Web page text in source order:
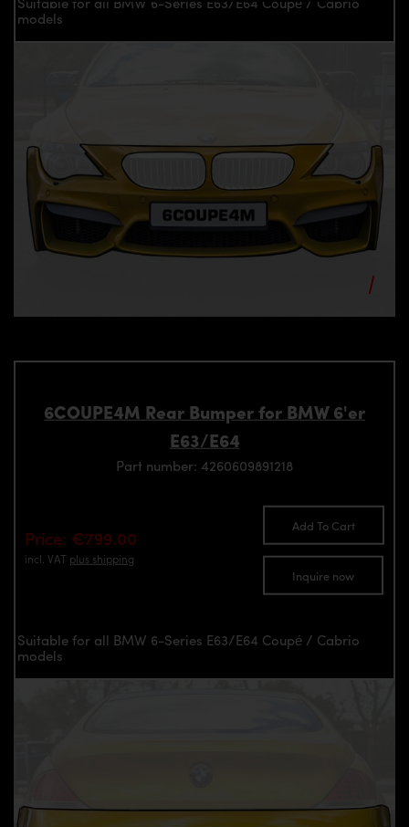
models
6COUPE4M Rear Bumper for BMW 6'er
E63/E64
Part number: 4260609891218
Price: €799.00
incl. VAT plus shipping
Add To Cart
Inquire now
Suitable for all BMW 6-Series E63/E64 Coupé / Cabrio
models